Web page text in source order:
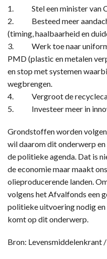
1. Stel een minister van
2. Besteed meer
(timing, haalbaarheid en
3. Werk toe naar
PMD (plastic en metalen
en stop met systemen
wegbrengen.
4. Vergroot de
5. Investeer meer in
Grondstoffen worden
wil daarom dit onderwerp
de politieke agenda. Dat is
de economie maar maakt
olieproducerende landen.
volgens het Afvalfonds een
politieke uitvoering nodig en
komt op dit onderwerp.
Bron: Levensmiddelenkrant